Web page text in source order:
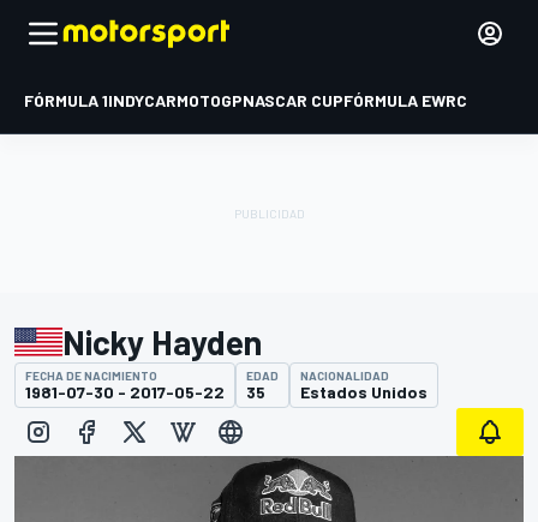
FÓRMULA 1INDYCARMOTOGPNASCAR CUPFÓRMULA EWRC
Nicky Hayden
FECHA DE NACIMIENTO
1981-07-30 - 2017-05-22
EDAD
35
NACIONALIDAD
Estados Unidos